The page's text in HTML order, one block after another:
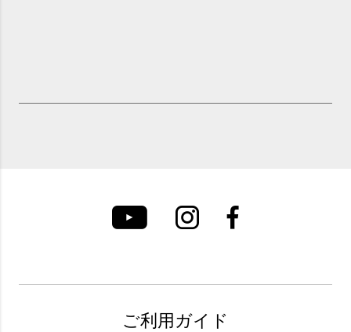
ご利用ガイド